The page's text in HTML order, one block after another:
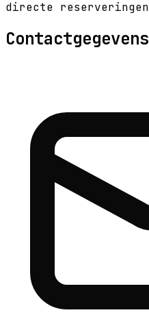
directe reserveringen
Contactgegevens